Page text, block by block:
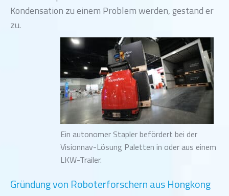
Kondensation zu einem Problem werden, gestand er
zu.
Ein autonomer Stapler befördert bei der
Visionnav-Lösung Paletten in oder aus einem
LKW-Trailer.
Gründung von Roboterforschern aus Hongkong